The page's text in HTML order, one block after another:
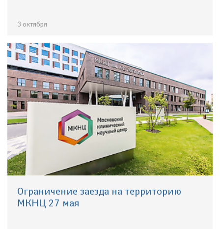
3 октября
Ограничение заезда на территорию
МКНЦ 27 мая